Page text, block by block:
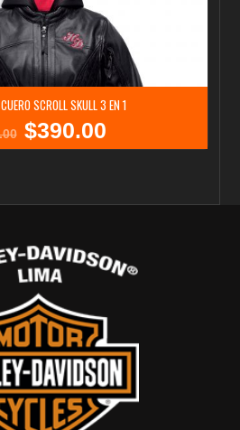
SCROLL SKULL 3 EN 1
El
$390.00El